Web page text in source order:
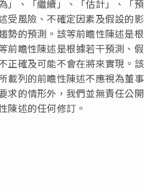
」、「繼續」、「估計」、「
受風險、不確定因素及假設的
勢的預測。該等前瞻性陳述是
瞻性陳述是根據若干預測、
正確及可能不會在將來實現。
載列的前瞻性陳述不應視為董
求的情形外，我們並無責任公
陳述的任何修訂。